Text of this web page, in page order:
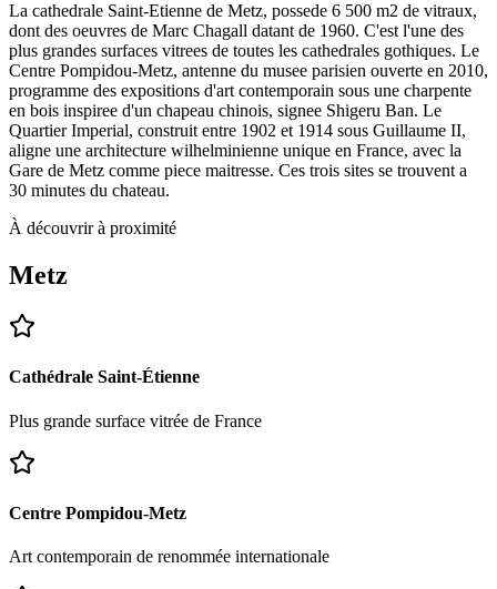
La cathedrale Saint-Etienne de Metz, possede 6 500 m2 de vitraux,
dont des oeuvres de Marc Chagall datant de 1960. C'est l'une des
plus grandes surfaces vitrees de toutes les cathedrales gothiques. Le
Centre Pompidou-Metz, antenne du musee parisien ouverte en 2010,
programme des expositions d'art contemporain sous une charpente
en bois inspiree d'un chapeau chinois, signee Shigeru Ban. Le
Quartier Imperial, construit entre 1902 et 1914 sous Guillaume II,
aligne une architecture wilhelminienne unique en France, avec la
Gare de Metz comme piece maitresse. Ces trois sites se trouvent a
30 minutes du chateau.
À découvrir à proximité
Metz
Cathédrale Saint-Étienne
Plus grande surface vitrée de France
Centre Pompidou-Metz
Art contemporain de renommée internationale